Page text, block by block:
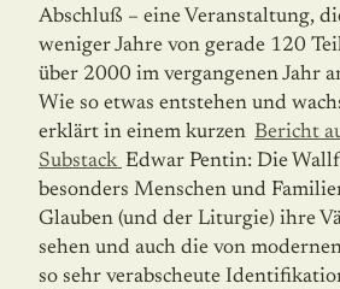
Abschluß – eine Veranstaltung,
weniger Jahre von gerade 120
über 2000 im vergangenen Jahr
Wie so etwas entstehen und
erklärt in einem kurzen Bericht
Substack Edwar Pentin: Die
besonders Menschen und
Glauben (und der Liturgie) ihre
sehen und auch die von
so sehr verabscheute